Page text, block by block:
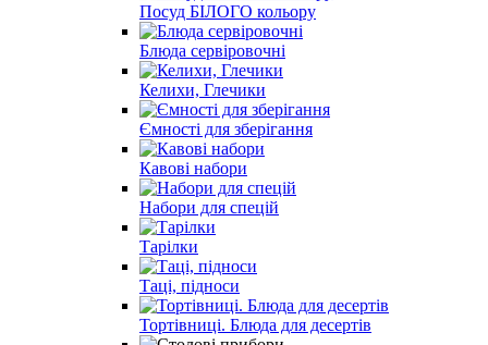
Посуд БІЛОГО кольору
Блюда сервіровочні
Келихи, Глечики
Ємності для зберігання
Кавові набори
Набори для спецій
Тарілки
Таці, підноси
Тортівниці. Блюда для десертів